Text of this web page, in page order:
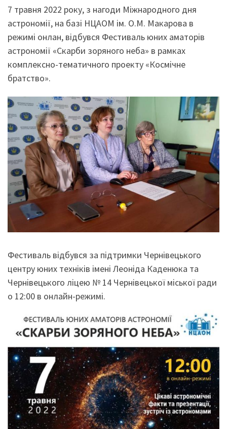
7 травня 2022 року, з нагоди Міжнародного дня
астрономії, на базі НЦАОМ ім. О.М. Макарова в
режимі онлан, відбувся Фестиваль юних аматорів
астрономії «Cкарби зоряного неба» в рамках
комплексно-тематичного проекту «Космічне
братство».
Фестиваль відбувся за підтримки Чернівецького
центру юних техніків імені Леоніда Каденюка та
Чернівецького ліцею № 14 Чернівецької міської ради
о 12:00 в онлайн-режимі.